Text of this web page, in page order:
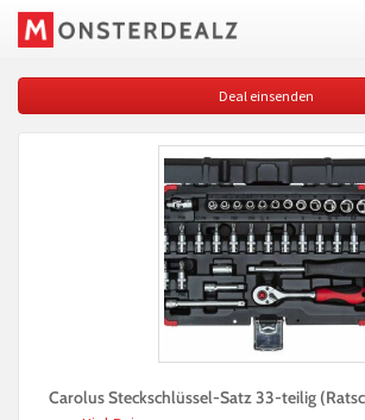
Deal einsenden
Carolus Steckschlüssel-Satz 33-teilig